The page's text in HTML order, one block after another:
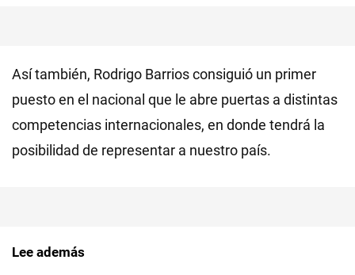
Así también, Rodrigo Barrios consiguió un primer
puesto en el nacional que le abre puertas a distintas
competencias internacionales, en donde tendrá la
posibilidad de representar a nuestro país.
Lee además